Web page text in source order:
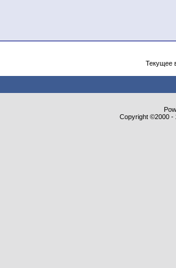
Текущее
Copyright ©2000 -